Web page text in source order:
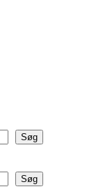
Søg
Søg